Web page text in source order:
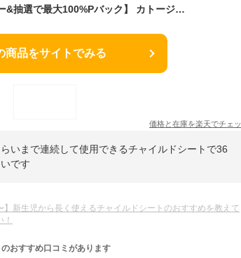
【7/20限定!エントリー&抽選で最大100%Pバック】 カトージ Joie チャイルドシート アイアーク 360° キャノピー付 ブラック 新生児から4歳頃まで【保証期間：1年】[ KATOJI ジョイー 回転式 ISOFIX i-size アイソフィックス アイサイズ R129 アイ・アーク360 ]
商品をサイトでみる
価格と在庫を楽天でチェ
いまで連続して使用できるチャイルドシートで36
です
】新生児から長く使えるチャイルドシートのおすすめを教えて
のおすすめ口コミがあります